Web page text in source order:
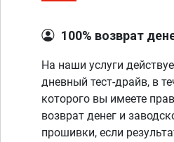
100% возврат
На наши услуги
дневный тест-драйв, в
которого вы имеете
возврат денег и
прошивки, если